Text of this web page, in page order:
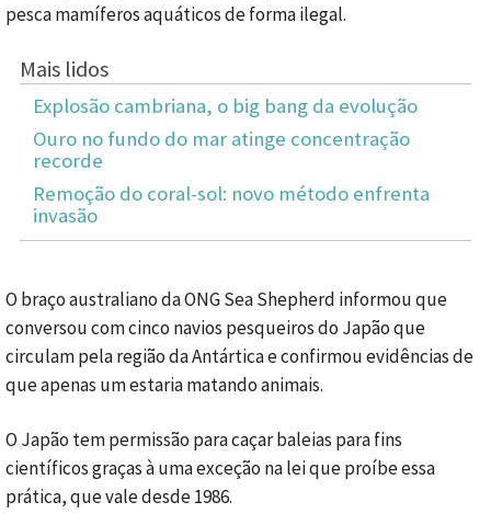
pesca mamíferos aquáticos de forma ilegal.
Mais lidos
Explosão cambriana, o big bang da evolução
Ouro no fundo do mar atinge concentração
recorde
Remoção do coral-sol: novo método enfrenta
invasão
O braço australiano da ONG Sea Shepherd informou que
conversou com cinco navios pesqueiros do Japão que
circulam pela região da Antártica e confirmou evidências de
que apenas um estaria matando animais.
O Japão tem permissão para caçar baleias para fins
científicos graças à uma exceção na lei que proíbe essa
prática, que vale desde 1986.